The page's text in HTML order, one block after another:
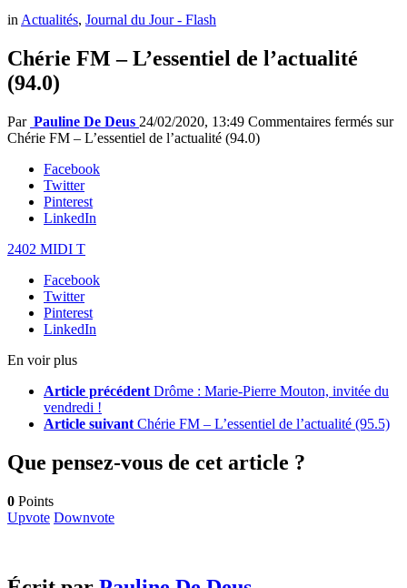
inActualités, Journal du Jour - Flash
Chérie FM – L’essentiel de l’actualité
(94.0)
Par Pauline De Deus 24/02/2020, 13:49 Commentaires fermés sur
Chérie FM – L’essentiel de l’actualité (94.0)
Facebook
Twitter
Pinterest
LinkedIn
2402 MIDI T
Facebook
Twitter
Pinterest
LinkedIn
En voir plus
Article précédent Drôme : Marie-Pierre Mouton, invitée du
vendredi !
Article suivant Chérie FM – L’essentiel de l’actualité (95.5)
Que pensez-vous de cet article ?
0 Points
Upvote Downvote